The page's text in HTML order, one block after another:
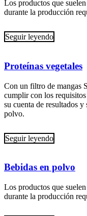
Los productos que
durante la producción
Seguir leyendo
Proteínas vegetales
Con un filtro de mangas
cumplir con los
su cuenta de resultados
polvo.
Seguir leyendo
Bebidas en polvo
Los productos que
durante la producción